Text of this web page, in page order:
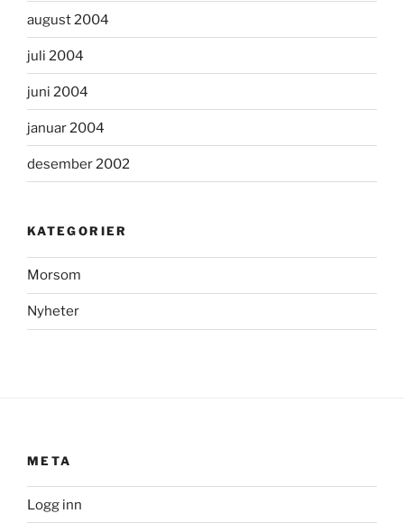
august 2004
juli 2004
juni 2004
januar 2004
desember 2002
KATEGORIER
Morsom
Nyheter
META
Logg inn